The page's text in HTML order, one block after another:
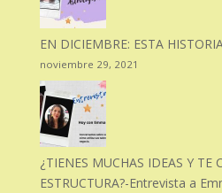
EN DICIEMBRE: ESTA
noviembre 29, 2021
¿TIENES MUCHAS IDEAS Y TE
ESTRUCTURA?-Entrevista a